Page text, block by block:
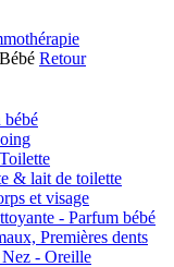
Retour
bébé
& lait de toilette
et visage
- Parfum bébé
Premières dents
- Oreille